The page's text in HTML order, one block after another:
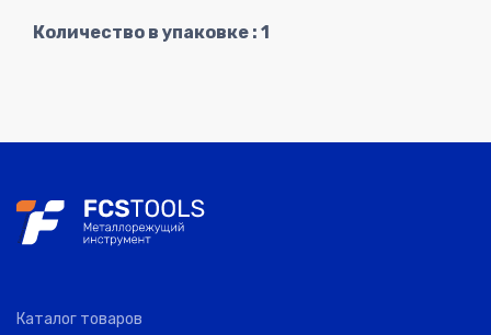
Количество в упаковке : 1
Каталог товаров